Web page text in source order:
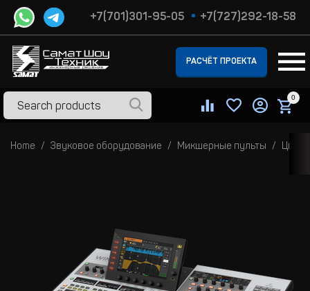
+7(701)301-95-05 +7(727)292-18-58
РАСЧЁТ ПРОЕКТА
0
Home Звуковое оборудование Микшерные пульты